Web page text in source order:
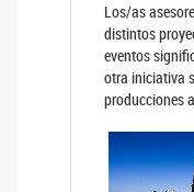
Los/as
distintos
eventos
otra iniciativa
producciones